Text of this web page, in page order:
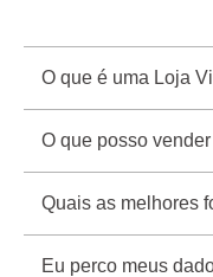
O que é uma Loja
O que posso
Quais as melhores
Eu perco meus